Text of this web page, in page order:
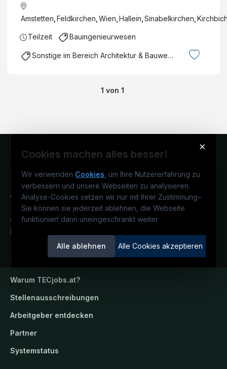
Amstetten Feldkirchen Wien Hallein Sinabelkirchen
Teilzeit Bauingenieurwesen
Sonstige im Bereich Architektur & Bauwesen
1 von 1
×
Cookies machen alles besser!
Wir verwenden Cookies , um Ihre Nutzererfahrung zu
verbessern und unsere Webseiten zu analysieren.
Analyse-Cookies setzen wir nur mit Ihrer Zustimmung–
Sie können sie jederzeit ablehnen, die Webseite
funktioniert dann uneingeschränkt weiter
Alle ablehnen Alle Cookies akzeptieren
Österreichs technisches Karriereportal.
Ein Service der candidatis GmbH.
TECjobs.at
Warum TECjobs.at?
Stellenausschreibungen
Arbeitgeber entdecken
Partner
Systemstatus